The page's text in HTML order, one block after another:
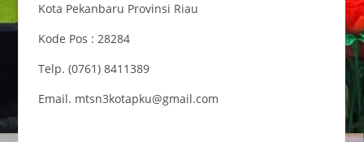
Kota Pekanbaru Provinsi Riau
Kode Pos : 28284
Telp. (0761) 8411389
Email. mtsn3kotapku@gmail.com